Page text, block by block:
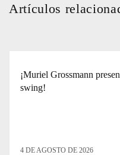
Artículos
¡Muriel Grossmann
swing!
4 DE AGOSTO DE 2026